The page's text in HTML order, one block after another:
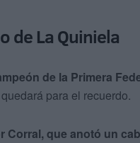
de La Quiniela
de la Primera
para el recuerdo.
Corral, que anotó un